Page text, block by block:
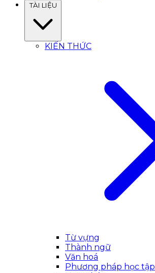
TÀI LIỆU
KIẾN THỨC
Từ vựng
Thành ngữ
Văn hoá
Phương pháp học tập